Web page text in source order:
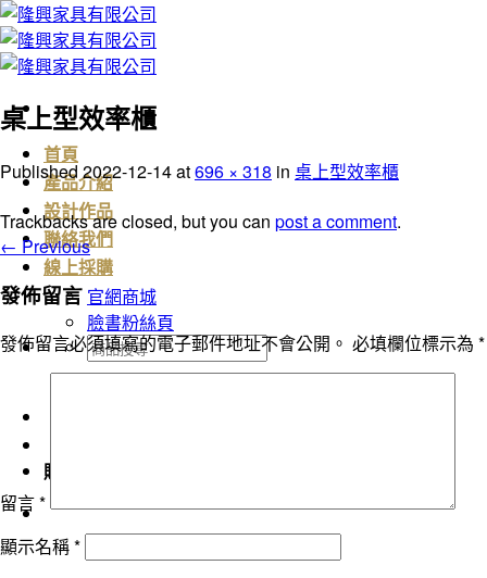
Skip
to
content
首頁
產品介紹
設計作品
聯絡我們
線上採購
官網商城
臉書粉絲頁
搜
尋
購物車
桌上型效率櫃
Published2022-12-14at696 × 318 in 桌上型效率櫃
Trackbacks are closed, but you can post a comment.
← Previous
發佈留言
發佈留言必須填寫的電子郵件地址不會公開。 必填欄位標示為 *
留言*
顯示名稱*